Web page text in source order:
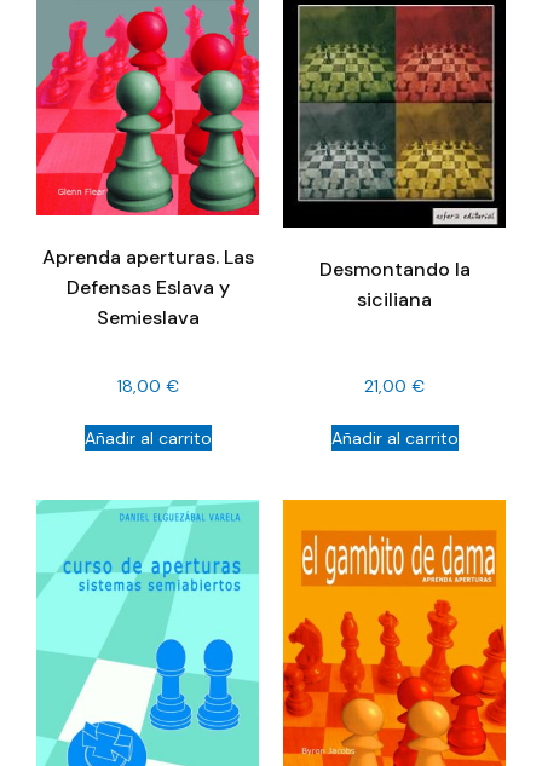
Aprenda aperturas. Las
Defensas Eslava y
Semieslava
18,00 €
Añadir al carrito
Desmontando la
siciliana
21,00 €
Añadir al carrito